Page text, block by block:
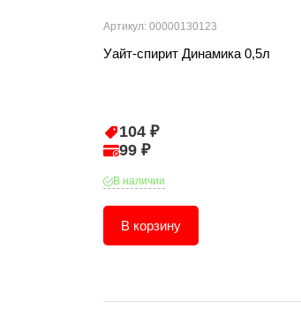
Артикул: 00000130123
Уайт-спирит Динамика 0,5л
104 ₽
99 ₽
В наличии
В корзину